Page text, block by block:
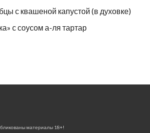
с квашеной капустой (в духовке)
с соусом а-ля тартар
материалы 18+!